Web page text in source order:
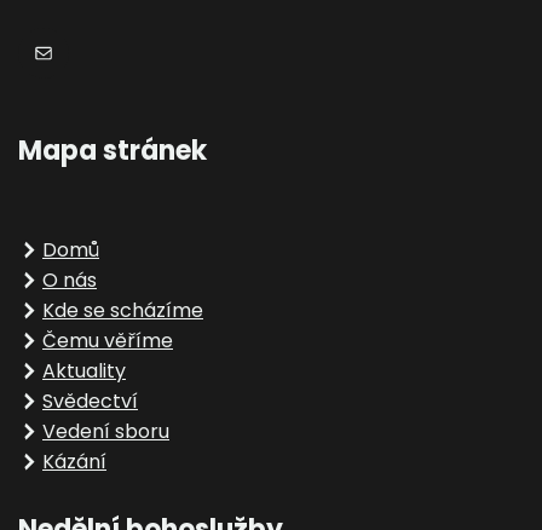
E-mail
Mapa stránek
Domů
O nás
Kde se scházíme
Čemu věříme
Aktuality
Svědectví
Vedení sboru
Kázání